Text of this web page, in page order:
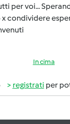
per voi...
x condividere
In cima
registrati per